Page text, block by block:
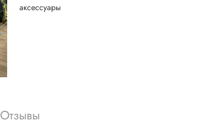
аксессуары
Отзывы